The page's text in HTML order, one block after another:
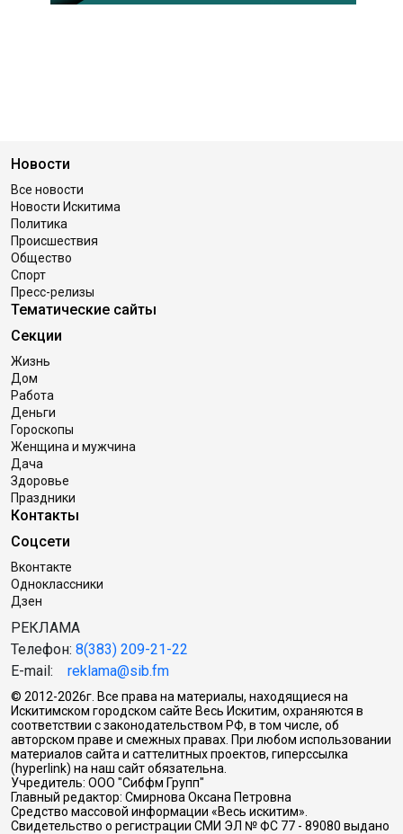
Новости
Все новости
Новости Искитима
Политика
Происшествия
Общество
Спорт
Пресс-релизы
Тематические сайты
Секции
Жизнь
Дом
Работа
Деньги
Гороскопы
Женщина и мужчина
Дача
Здоровье
Праздники
Контакты
Соцсети
Вконтакте
Одноклассники
Дзен
РЕКЛАМА
Телефон: 8(383) 209-21-22
E-mail: reklama@sib.fm
© 2012-2026г. Все права на материалы, находящиеся на
Искитимском городском сайте Весь Искитим, охраняются в
соответствии с законодательством РФ, в том числе, об
авторском праве и смежных правах. При любом использовании
материалов сайта и саттелитных проектов, гиперссылка
(hyperlink) на наш сайт обязательна.
Учредитель: ООО "Сибфм Групп"
Главный редактор: Смирнова Оксана Петровна
Средство массовой информации «Весь искитим».
Свидетельство о регистрации СМИ ЭЛ № ФС 77 - 89080 выдано